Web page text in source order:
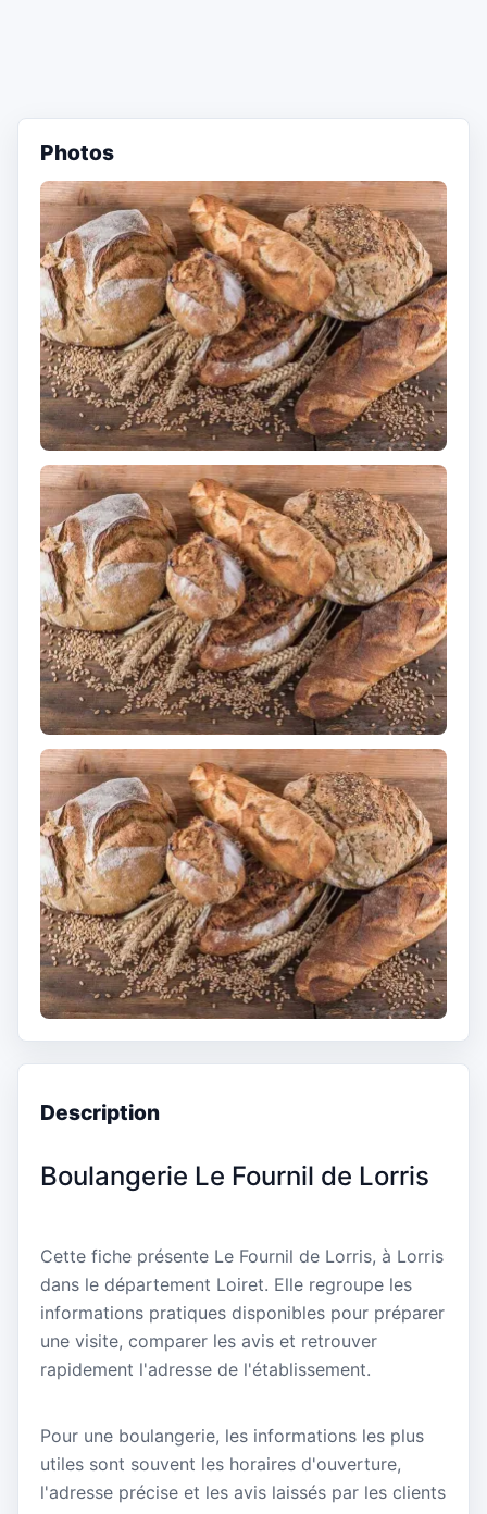
Photos
Description
Boulangerie Le Fournil de Lorris
Cette fiche présente Le Fournil de Lorris, à Lorris
dans le département Loiret. Elle regroupe les
informations pratiques disponibles pour préparer
une visite, comparer les avis et retrouver
rapidement l'adresse de l'établissement.
Pour une boulangerie, les informations les plus
utiles sont souvent les horaires d'ouverture,
l'adresse précise et les avis laissés par les clients